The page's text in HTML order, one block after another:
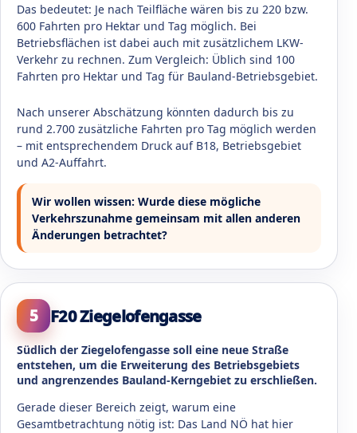
Das bedeutet: Je nach Teilfläche wären bis zu 220 bzw.
600 Fahrten pro Hektar und Tag möglich. Bei
Betriebsflächen ist dabei auch mit zusätzlichem LKW-
Verkehr zu rechnen. Zum Vergleich: Üblich sind 100
Fahrten pro Hektar und Tag für Bauland-Betriebsgebiet.
Nach unserer Abschätzung könnten dadurch bis zu
rund 2.700 zusätzliche Fahrten pro Tag möglich werden
– mit entsprechendem Druck auf B18, Betriebsgebiet
und A2-Auffahrt.
Wir wollen wissen: Wurde diese mögliche
Verkehrszunahme gemeinsam mit allen anderen
Änderungen betrachtet?
5 F20 Ziegelofengasse
Südlich der Ziegelofengasse soll eine neue Straße
entstehen, um die Erweiterung des Betriebsgebiets
und angrenzendes Bauland-Kerngebiet zu erschließen.
Gerade dieser Bereich zeigt, warum eine
Gesamtbetrachtung nötig ist: Das Land NÖ hat hier